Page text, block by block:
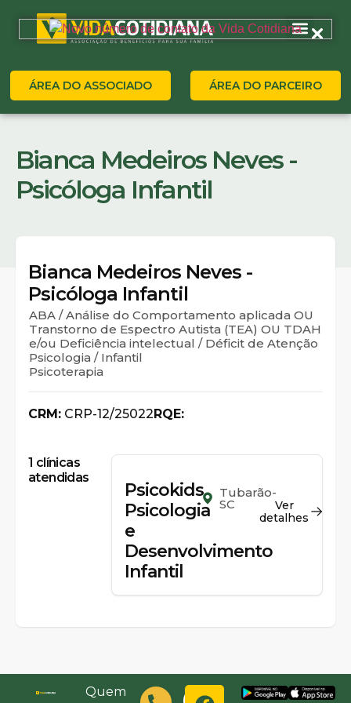
ÁREA DO ASSOCIADO ÁREA DO PARCEIRO
Bianca Medeiros Neves -
Psicóloga Infantil
Bianca Medeiros Neves -
Psicóloga Infantil
ABA / Análise do Comportamento aplicada OU
Transtorno de Espectro Autista (TEA) OU TDAH
e/ou Deficiência intelectual / Déficit de Atenção
Psicologia / Infantil
Psicoterapia
CRM: CRP-12/25022RQE:
1 clínicas
atendidas
Psicokids
Psicologia
e
Desenvolvimento
Infantil
Tubarão-
SC
Ver
detalhes
Quem